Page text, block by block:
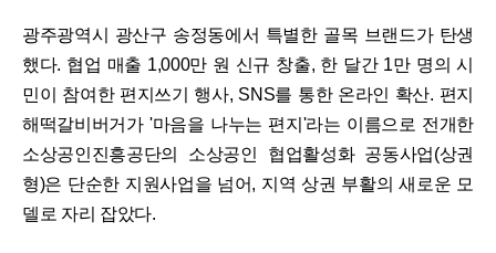
광주광역시 광산구 송정동에서 특별한 골목 브랜드가 탄생
했다. 협업 매출 1,000만 원 신규 창출, 한 달간 1만 명의 시
민이 참여한 편지쓰기 행사, SNS를 통한 온라인 확산. 편지
해떡갈비버거가 '마음을 나누는 편지'라는 이름으로 전개한
소상공인진흥공단의 소상공인 협업활성화 공동사업(상권
형)은 단순한 지원사업을 넘어, 지역 상권 부활의 새로운 모
델로 자리 잡았다.